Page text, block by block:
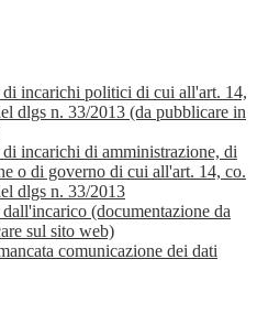
incarichi politici di cui all'art. 14,
dlgs n. 33/2013 (da pubblicare in
incarichi di amministrazione, di
o di governo di cui all'art. 14, co.
dlgs n. 33/2013
dall'incarico (documentazione da
sul sito web)
comunicazione dei dati